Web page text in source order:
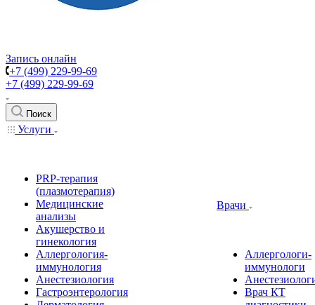
Запись онлайн
+7 (499) 229-99-69
+7 (499) 229-99-69
Поиск
Услуги
PRP-терапия
(плазмотерапия)
Медицинские
анализы
Акушерство и
гинекология
Аллергология-
иммунология
Анестезиология
Гастроэнтерология
Врачи
Аллергологи-
иммунологи
Врач КТ